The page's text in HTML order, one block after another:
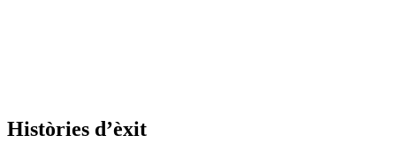
Històries d’èxit